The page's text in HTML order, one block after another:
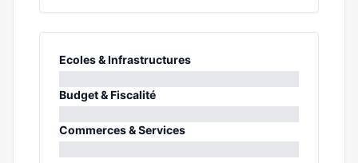
Ecoles & Infrastructures
0%
Budget & Fiscalité
0%
Commerces & Services